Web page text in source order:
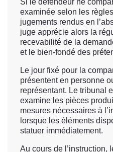
Si le défendeur ne
examinée selon les
jugements rendus en
juge apprécie alors la
recevabilité de la
et le bien-fondé des
Le jour fixé pour la
présentent en personne
représentant. Le tribunal
examine les pièces
mesures nécessaires à
lorsque les éléments
statuer immédiatement.
Au cours de l’instruction,